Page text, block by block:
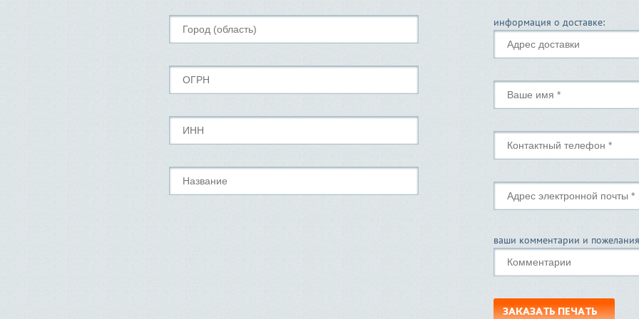
информация о доставке:
ваши комментарии и
ЗАКАЗАТЬ ПЕЧАТЬ